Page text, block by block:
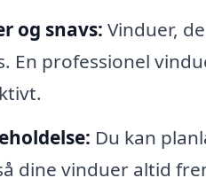
og snavs: Vinduer,
En professionel
Du kan
dine vinduer altid